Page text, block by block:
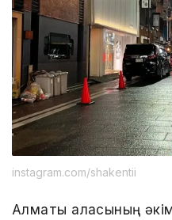
instagram.com/shakentii
Алматы қаласының